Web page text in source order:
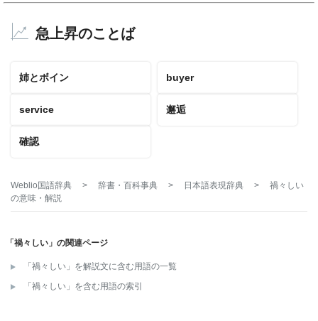
急上昇のことば
姉とボイン buyer
service 邂逅
確認
Weblio国語辞典 > 辞書・百科事典 > 日本語表現辞典 >
禍々しい
の意味・解説
「禍々しい」の関連ページ
「禍々しい」を解説文に含む用語の一覧
「禍々しい」を含む用語の索引